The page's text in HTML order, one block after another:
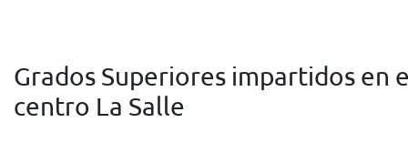
Grados Superiores impartidos en
centro La Salle